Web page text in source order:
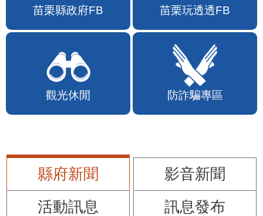
苗栗縣政府FB 苗栗玩透透FB
觀光休閒 防詐騙專區
縣府新聞
影音新聞
活動訊息
訊息發布